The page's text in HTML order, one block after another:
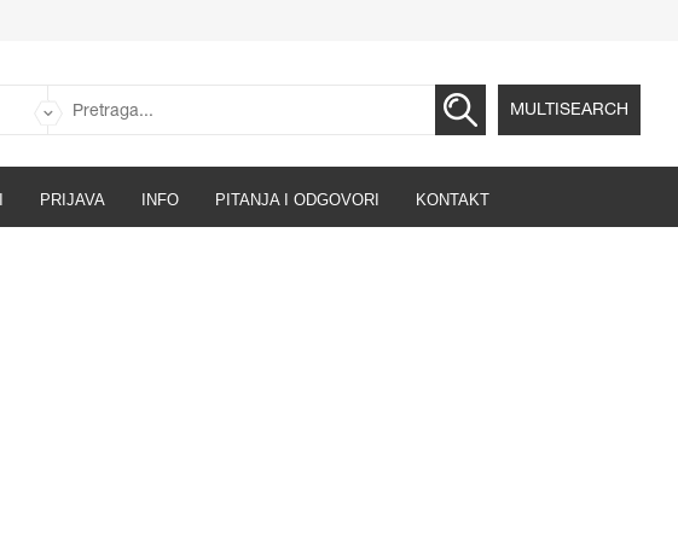
PRIJAVA INFO PITANJA I ODGOVORI KONTAKT
MULTISEARCH